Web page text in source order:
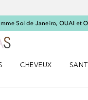
Sol de Janeiro, OUAI et
CHEVEUX